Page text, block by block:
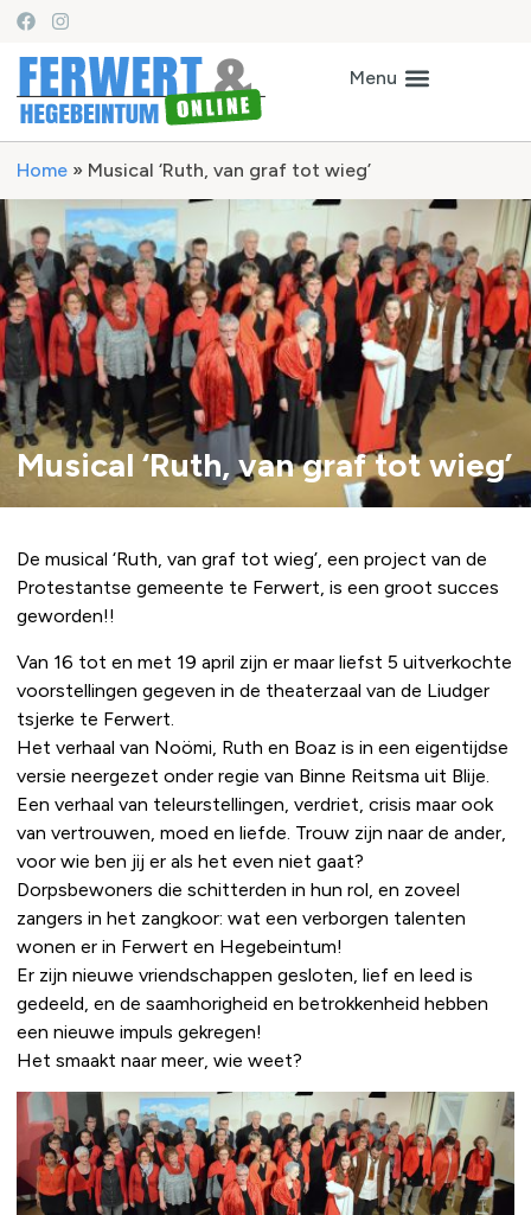
Home » Musical ‘Ruth, van graf tot wieg’
Musical ‘Ruth, van graf tot wieg’
De musical ‘Ruth, van graf tot wieg’, een project van de
Protestantse gemeente te Ferwert, is een groot succes
geworden!!
Van 16 tot en met 19 april zijn er maar liefst 5 uitverkochte
voorstellingen gegeven in de theaterzaal van de Liudger
tsjerke te Ferwert.
Het verhaal van Noömi, Ruth en Boaz is in een eigentijdse
versie neergezet onder regie van Binne Reitsma uit Blije.
Een verhaal van teleurstellingen, verdriet, crisis maar ook
van vertrouwen, moed en liefde. Trouw zijn naar de ander,
voor wie ben jij er als het even niet gaat?
Dorpsbewoners die schitterden in hun rol, en zoveel
zangers in het zangkoor: wat een verborgen talenten
wonen er in Ferwert en Hegebeintum!
Er zijn nieuwe vriendschappen gesloten, lief en leed is
gedeeld, en de saamhorigheid en betrokkenheid hebben
een nieuwe impuls gekregen!
Het smaakt naar meer, wie weet?